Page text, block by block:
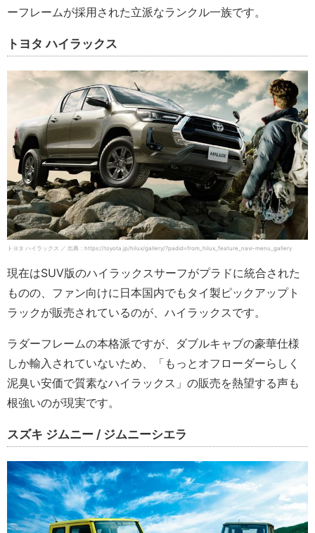
ーフレームが採用された立派なランクル一族です。
トヨタ ハイラックス
トヨタ ハイラックス ／ 出典：https://toyota.jp/hilux/gallery/?padid=from_hilux_feature_navi-menu_gallery
現在はSUV版のハイラックスサーフがプラドに統合された
ものの、ファン向けに日本国内でもタイ製ピックアップト
ラックが販売されているのが、ハイラックスです。
ラダーフレームの本格派ですが、ダブルキャブの豪華仕様
しか輸入されていないため、「もっとオフローダーらしく
泥臭い安価で質素なハイラックス」の販売を熱望する声も
根強いのが現実です。
スズキ ジムニー / ジムニーシエラ